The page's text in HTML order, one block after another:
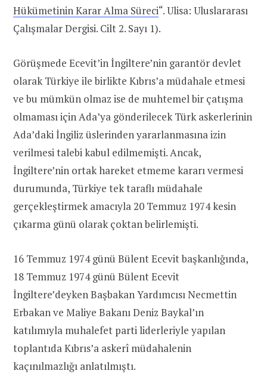
Hükümetinin Karar Alma Süreci“. Ulisa: Uluslararası
Çalışmalar Dergisi. Cilt 2. Sayı 1).
Görüşmede Ecevit’in İngiltere’nin garantör devlet
olarak Türkiye ile birlikte Kıbrıs’a müdahale etmesi
ve bu mümkün olmaz ise de muhtemel bir çatışma
olmaması için Ada’ya gönderilecek Türk askerlerinin
Ada’daki İngiliz üslerinden yararlanmasına izin
verilmesi talebi kabul edilmemişti. Ancak,
İngiltere’nin ortak hareket etmeme kararı vermesi
durumunda, Türkiye tek taraflı müdahale
gerçekleştirmek amacıyla 20 Temmuz 1974 kesin
çıkarma günü olarak çoktan belirlemişti.
16 Temmuz 1974 günü Bülent Ecevit başkanlığında,
18 Temmuz 1974 günü Bülent Ecevit
İngiltere’deyken Başbakan Yardımcısı Necmettin
Erbakan ve Maliye Bakanı Deniz Baykal’ın
katılımıyla muhalefet parti liderleriyle yapılan
toplantıda Kıbrıs’a askerî müdahalenin
kaçınılmazlığı anlatılmıştı.